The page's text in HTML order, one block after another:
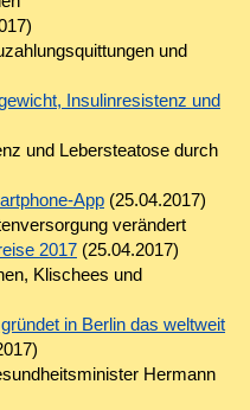
und
Insulinresistenz und
und Lebersteatose durch
App(25.04.2017)
verändert
2017(25.04.2017)
Klischees und
in Berlin das weltweit
Hermann